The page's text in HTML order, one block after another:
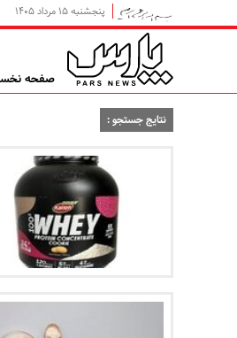
پنجشنبه ۱۵ مرداد ۱۴۰۵
صفحه
نتایج جستجو :